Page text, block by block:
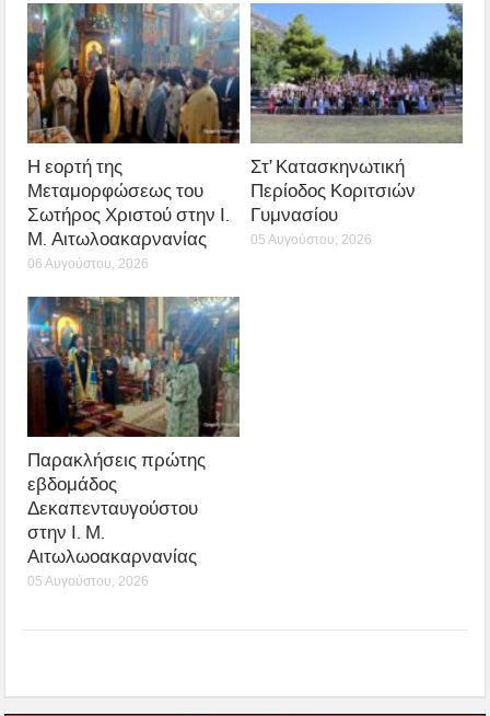
Η εορτή της
Μεταμορφώσεως του
Σωτήρος Χριστού στην Ι.
Μ. Αιτωλοακαρνανίας
06 Αυγούστου, 2026
Στ’ Κατασκηνωτική
Περίοδος Κοριτσιών
Γυμνασίου
05 Αυγούστου, 2026
Παρακλήσεις πρώτης
εβδομάδος
Δεκαπενταυγούστου
στην Ι. Μ.
Αιτωλωοακαρνανίας
05 Αυγούστου, 2026